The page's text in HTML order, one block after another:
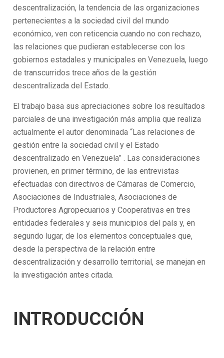
descentralización, la tendencia de las organizaciones
pertenecientes a la sociedad civil del mundo
económico, ven con reticencia cuando no con rechazo,
las relaciones que pudieran establecerse con los
gobiernos estadales y municipales en Venezuela, luego
de transcurridos trece años de la gestión
descentralizada del Estado.
El trabajo basa sus apreciaciones sobre los resultados
parciales de una investigación más amplia que realiza
actualmente el autor denominada “Las relaciones de
gestión entre la sociedad civil y el Estado
descentralizado en Venezuela” . Las consideraciones
provienen, en primer término, de las entrevistas
efectuadas con directivos de Cámaras de Comercio,
Asociaciones de Industriales, Asociaciones de
Productores Agropecuarios y Cooperativas en tres
entidades federales y seis municipios del país y, en
segundo lugar, de los elementos conceptuales que,
desde la perspectiva de la relación entre
descentralización y desarrollo territorial, se manejan en
la investigación antes citada.
INTRODUCCIÓN